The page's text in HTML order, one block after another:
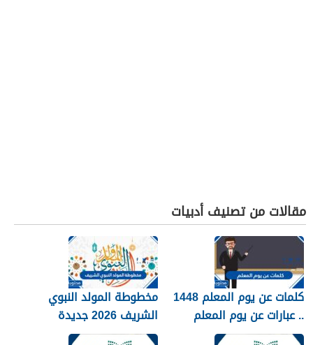
مقالات من تصنيف أدبيات
كلمات عن يوم المعلم 1448
.. عبارات عن يوم المعلم
مكتوبة 1448
مخطوطة المولد النبوي
الشريف 2026 جديدة